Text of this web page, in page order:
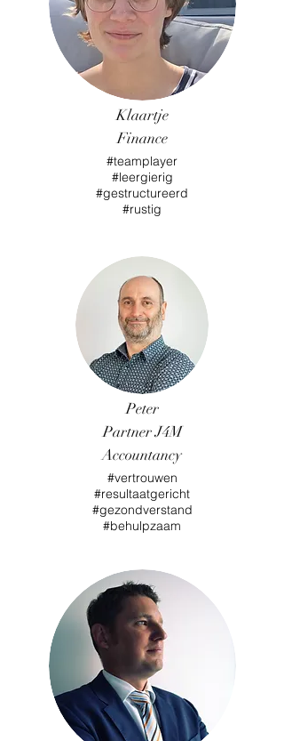
Klaartje
Finance
#teamplayer
#leergierig
#gestructureerd
#rustig
Peter
Partner J4M
Accountancy
#vertrouwen
#resultaatgericht
#gezondverstand
#behulpzaam